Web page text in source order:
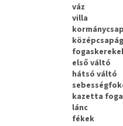
váz
villa
első váltó
hátsó váltó
kazetta
lánc
fékek